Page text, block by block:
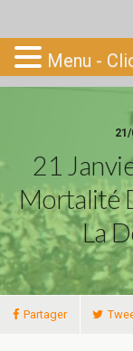
21
Mortalité
La
Partager
Menu -